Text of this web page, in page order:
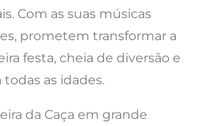
Com as suas músicas
prometem transformar a
festa, cheia de diversão e
todas as idades.
da Caça em grande